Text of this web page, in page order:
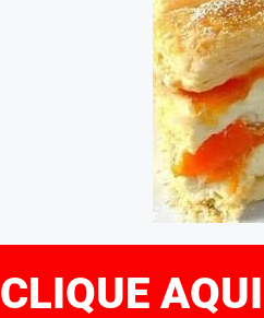
CLIQUE